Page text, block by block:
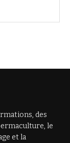
des
le
et la